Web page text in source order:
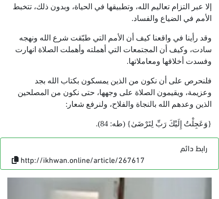
إلا عبر التزام تعاليم الله، وتطبيقها في الحياة، وبدون ذلك، تتخبط
الأمم في الضياع والفساد.
وقد رأينا في واقعنا كيف أن الأمم التي طبّقت شرع الله ونهجه
سادت، وكيف أن المجتمعات التي أهملته وأهملت الصلاة انهارت
وفسدت أخلاقها ومعاملاتها.
فلنحرص على أن نكون من الذين يمسكون بكتاب الله بجد
وعزيمة، ويقيمون الصلاة على وجهها، حتى نكون من المصلحين
الذين وعدهم الله بالنجاة والفلاح، ولنرفع شعار:
{وَعَجِلْتُ إِلَيْكَ رَبِّ لِتَرْضَىٰ} (طه: 84).
رابط دائم
http://ikhwan.online/article/267617